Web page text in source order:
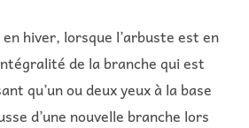
hiver, lorsque l’arbuste est en
de la branche qui est
qu’un ou deux yeux à la base
d’une nouvelle branche lors